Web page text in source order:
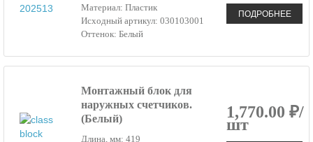
Материал: Пластик
Исходный артикул: 030103001
Оттенок: Белый
ПОДРОБНЕЕ
Монтажный блок для
наружных счетчиков.
(Белый)
Длина, мм: 419
1,770.00 ₽/
шт